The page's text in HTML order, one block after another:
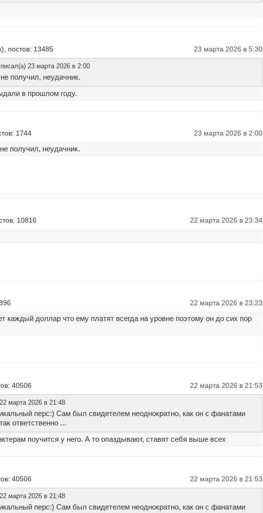
постов: 13485 23 марта 2026 в 5:30
23 марта 2026 в 2:00
получил, неудачник.
в прошлом году.
1744 23 марта 2026 в 2:00
получил, неудачник.
10816 22 марта 2026 в 23:34
22 марта 2026 в 23:23
каждый доллар что ему платят всегда на уровне поэтому он до сих пор
40506 22 марта 2026 в 21:53
марта 2026 в 21:48
перс:) Сам был свидетелем неоднократно, как он с фанатами
ответственно ...
поучится у него. А то опаздывают, ставят себя выше всех
40506 22 марта 2026 в 21:53
марта 2026 в 21:48
перс:) Сам был свидетелем неоднократно, как он с фанатами